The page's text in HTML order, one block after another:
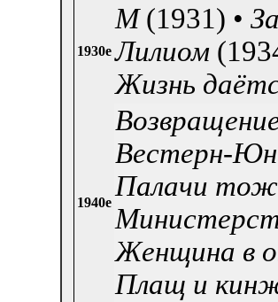
1930е
М(1931) •
Лилиом
Жизнь
1940е
Вестерн-
Палачи
Женщина в
Плащ и